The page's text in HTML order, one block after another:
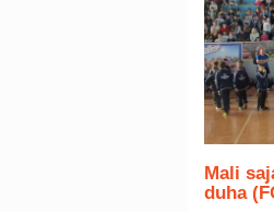
Mali
duha